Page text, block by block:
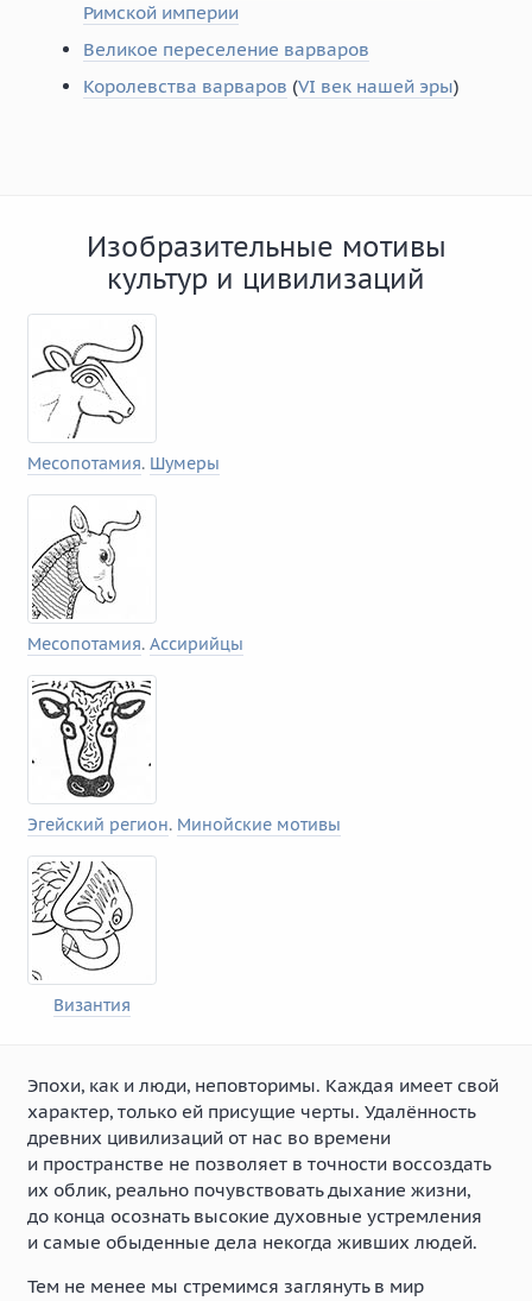
Римской империи
Великое переселение варваров
Королевства варваров (VI век нашей эры)
Изобразительные мотивы
культур и цивилизаций
Месопотамия. Шумеры
Месопотамия. Ассирийцы
Эгейский регион. Минойские мотивы
Византия
Эпохи, как и люди, неповторимы. Каждая имеет свой
характер, только ей присущие черты. Удалённость
древних цивилизаций от нас во времени
и пространстве не позволяет в точности воссоздать
их облик, реально почувствовать дыхание жизни,
до конца осознать высокие духовные устремления
и самые обыденные дела некогда живших людей.
Тем не менее мы стремимся заглянуть в мир